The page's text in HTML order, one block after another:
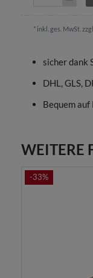
* inkl. ges. MwSt. zzgl.
sicher dank
DHL, GLS,
Bequem auf
WEITERE
-33%